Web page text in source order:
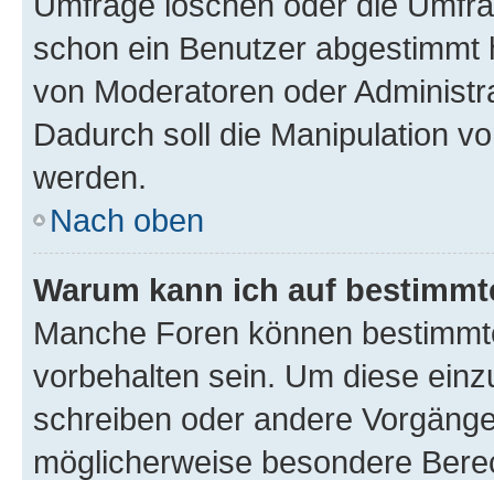
schon ein Benutzer
von Moderatoren oder
Dadurch soll die Manipulation
werden.
Nach oben
Warum kann ich auf
Manche Foren können
vorbehalten sein. Um diese
schreiben oder andere
möglicherweise besondere